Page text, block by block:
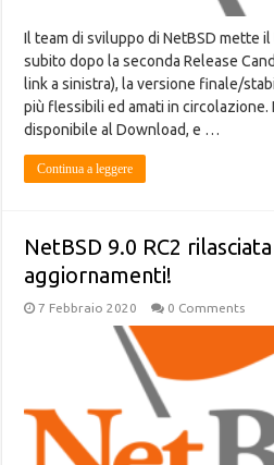
Il team di sviluppo di NetBSD mette
subito dopo la seconda Release
link a sinistra), la versione finale/
più flessibili ed amati in circolazione.
disponibile al Download, e …
Continua a leggere
NetBSD 9.0 RC2
aggiornamenti!
7 Febbraio 2020 0 Comments